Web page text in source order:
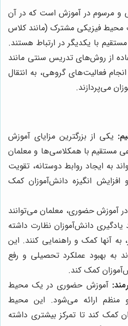
مرسوم در آموزش است که در آن
محیط فیزیکی مشترک (مانند کلاس
با یکدیگر در ارتباط هستند.
از روش‌های تدریس سنتی مانند
فعالیت‌های گروهی، به انتقال
می‌پردازند.
یکی از بزرگترین مزایای آموزش
مستقیم با همکلاسی‌ها و معلمان
به ایجاد روابط دوستانه، تقویت
انگیزه دانش‌آموزان کمک
در آموزش حضوری، معلمان می‌توانند
یادگیری دانش‌آموزان نظارت داشته
به آنها کمک و راهنمایی کنند. این
به بهبود عملکرد تحصیلی و رفع
کمک کند.
آموزش حضوری در یک محیط
و منظم ارائه می‌شود. این محیط
کمک کند تا تمرکز بیشتری داشته